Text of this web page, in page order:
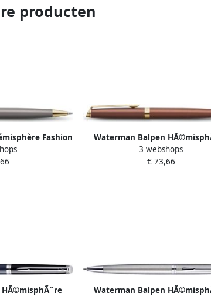
producten
Fashion
GT medium
Waterman Balpen
Fashion Colors metallic
medium
3 webshops
€ 73,66
Waterman Balpen